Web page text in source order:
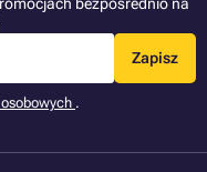
Zapisz
.